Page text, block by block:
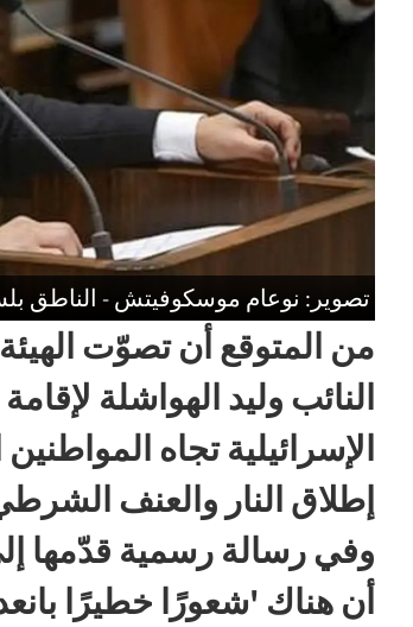
تصوير: نوعام موسكوفيتش - الناطق
من المتوقع أن تصوّت
النائب وليد الهواشلة
الإسرائيلية تجاه
إطلاق النار والعنف
وفي رسالة رسمية قدّمها
أن هناك 'شعورًا خطيرًا